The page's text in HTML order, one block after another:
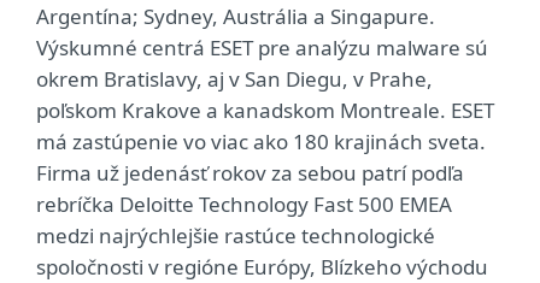
Argentína; Sydney, Austrália a Singapure.
Výskumné centrá ESET pre analýzu malware sú
okrem Bratislavy, aj v San Diegu, v Prahe,
poľskom Krakove a kanadskom Montreale. ESET
má zastúpenie vo viac ako 180 krajinách sveta.
Firma už jedenásť rokov za sebou patrí podľa
rebríčka Deloitte Technology Fast 500 EMEA
medzi najrýchlejšie rastúce technologické
spoločnosti v regióne Európy, Blízkeho východu